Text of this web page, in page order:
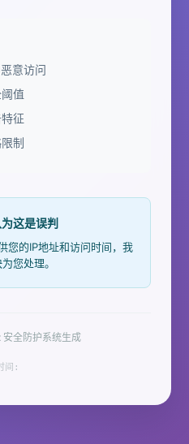
意访问
值
征
制
这是误判
您的IP地址和访问时间，我
您处理。
安全防护系统生成
间: